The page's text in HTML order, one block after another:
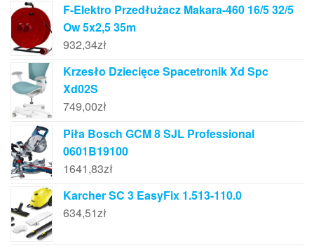
F-Elektro Przedłużacz Makara-460 16/5 32/5
Ow 5x2,5 35m
932,34zł
Krzesło Dziecięce Spacetronik Xd Spc
Xd02S
749,00zł
Piła Bosch GCM 8 SJL Professional
0601B19100
1641,83zł
Karcher SC 3 EasyFix 1.513-110.0
634,51zł